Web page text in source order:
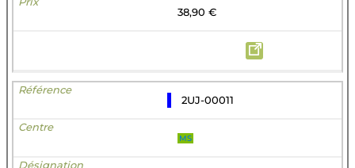
38,90 €
2UJ-00011
MS